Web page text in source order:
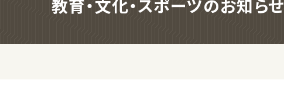
教育・文化・スポーツのお知らせ